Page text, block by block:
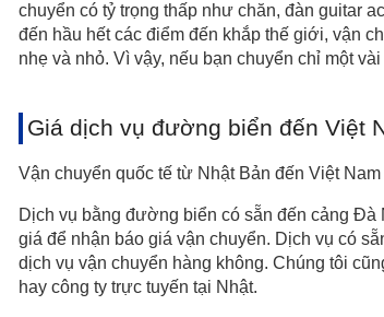
chuyển có tỷ trọng thấp như chăn, đàn guitar
đến hầu hết các điểm đến khắp thế giới, vận
nhẹ và nhỏ. Vì vậy, nếu bạn chuyển chỉ một
Giá dịch vụ đường biển đến Việt
Vận chuyển quốc tế từ Nhật Bản đến Việt
Dịch vụ bằng đường biển có sẵn đến cảng
giá để nhận báo giá vận chuyển. Dịch vụ có
dịch vụ vận chuyển hàng không. Chúng tôi
hay công ty trực tuyến tại Nhật.